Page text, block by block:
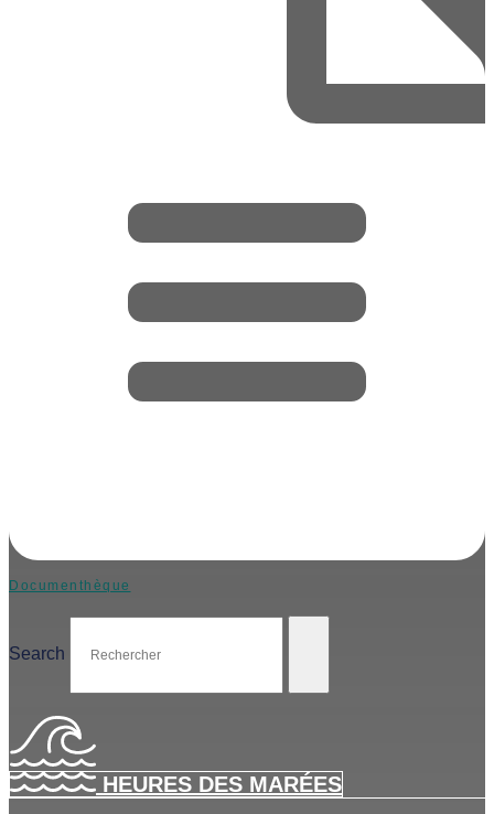
Documenthèque
Search
HEURES DES MARÉES